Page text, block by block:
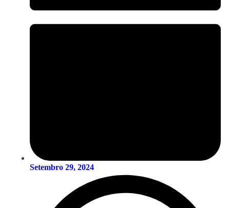
Setembro 29, 2024